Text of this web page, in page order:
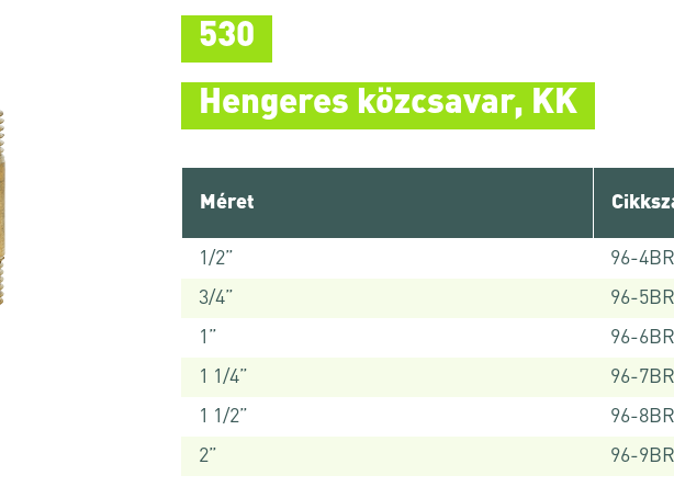
530
Hengeres közcsavar, KK
Méret
1/2”
96-4BR
3/4”
96-5BR
1”
96-6BR
1 1/4”
96-7BR
1 1/2”
96-8BR
2”
96-9BR